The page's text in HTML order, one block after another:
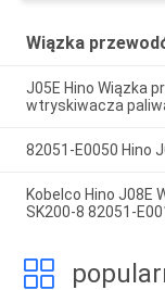
Wiązka
J05E Hino Wiązka
wtryskiwacza
82051-E0050 Hino
Kobelco Hino J08E
SK200-8 82051-